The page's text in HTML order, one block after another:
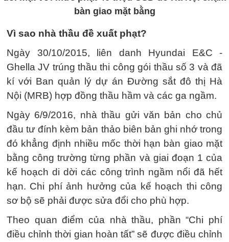
bàn giao mặt bằng
Vì sao nhà thầu đề xuất phạt?
Ngày 30/10/2015, liên danh Hyundai E&C -
Ghella JV trúng thầu thi công gói thầu số 3 và đã
kí với Ban quản lý dự án Đường sắt đô thị Hà
Nội (MRB) hợp đồng thầu hầm và các ga ngầm.
Ngày 6/9/2016, nhà thầu gửi văn bản cho chủ
đầu tư đính kèm bản thảo biên bản ghi nhớ trong
đó khẳng định nhiều mốc thời hạn bàn giao mặt
bằng công trường từng phần và giai đoạn 1 của
kế hoạch di dời các công trình ngầm nổi đã hết
hạn. Chi phí ảnh hưởng của kế hoạch thi công
sơ bộ sẽ phải được sửa đổi cho phù hợp.
Theo quan điểm của nhà thầu, phần “Chi phí
điều chỉnh thời gian hoàn tất” sẽ được điều chỉnh